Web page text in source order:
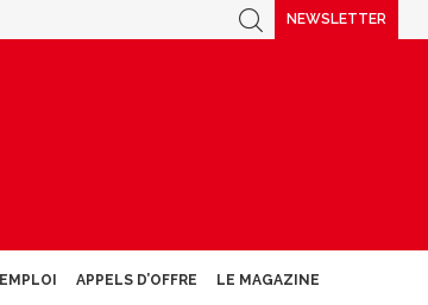
NEWSLETTER
EMPLOI APPELS D’OFFRE LE MAGAZINE